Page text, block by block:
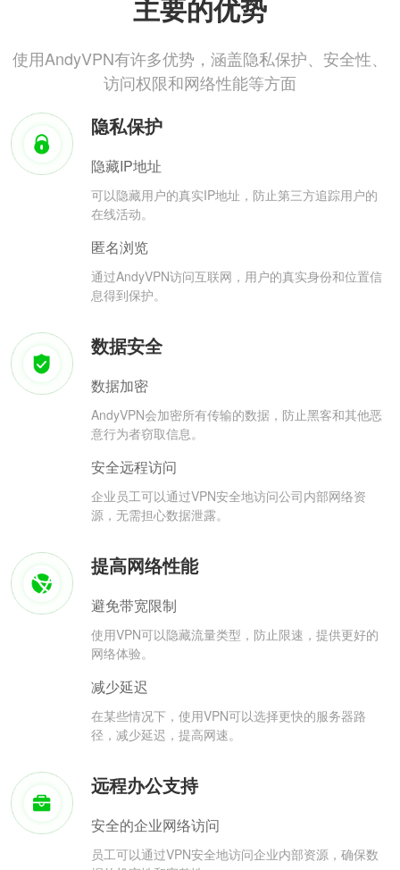
主要的优势
使用AndyVPN有许多优势，涵盖隐私保护、安全性、
访问权限和网络性能等方面
隐私保护
隐藏IP地址
可以隐藏用户的真实IP地址，防止第三方追踪用户的
在线活动。
匿名浏览
通过AndyVPN访问互联网，用户的真实身份和位置信
息得到保护。
数据安全
数据加密
AndyVPN会加密所有传输的数据，防止黑客和其他恶
意行为者窃取信息。
安全远程访问
企业员工可以通过VPN安全地访问公司内部网络资
源，无需担心数据泄露。
提高网络性能
避免带宽限制
使用VPN可以隐藏流量类型，防止限速，提供更好的
网络体验。
减少延迟
在某些情况下，使用VPN可以选择更快的服务器路
径，减少延迟，提高网速。
远程办公支持
安全的企业网络访问
员工可以通过VPN安全地访问企业内部资源，确保数